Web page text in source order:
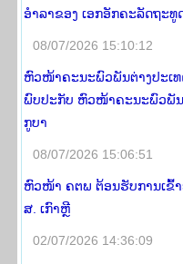
ອຳລາຂອງ ເອກອັກຄະລັດຖະທູ
08/07/2026 15:10:12
ຫົວໜ້າຄະນະພົວພັນຕ່າງປະເ
ພົບປະກັບ ຫົວໜ້າຄະນະພົວພັນ
ກູບາ
08/07/2026 15:06:51
ຫົວໜ້າ ຄຕພ ຕ້ອນຮັບການເຂົ້
ສ. ເກົາຫຼີ
02/07/2026 14:36:09